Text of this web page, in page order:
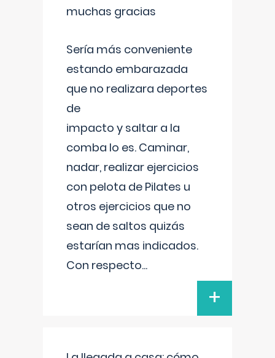
muchas gracias
Sería más conveniente
estando embarazada
que no realizara deportes
de
impacto y saltar a la
comba lo es. Caminar,
nadar, realizar ejercicios
con pelota de Pilates u
otros ejercicios que no
sean de saltos quizás
estarían mas indicados.
Con respecto...
+